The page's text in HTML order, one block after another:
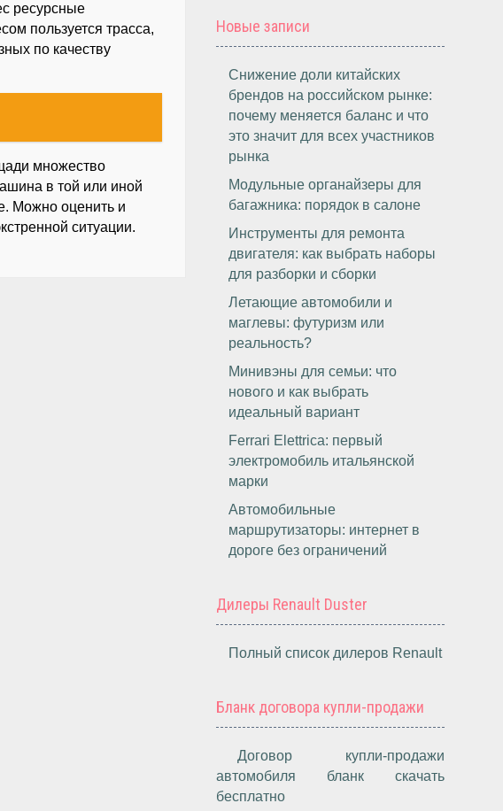
ресурсные
пользуется трасса,
по качеству
множество
в той или иной
Можно оценить и
ситуации.
Новые записи
Снижение доли китайских
брендов на российском рынке:
почему меняется баланс и что
это значит для всех участников
рынка
Модульные органайзеры для
багажника: порядок в салоне
Инструменты для ремонта
двигателя: как выбрать наборы
для разборки и сборки
Летающие автомобили и
маглевы: футуризм или
реальность?
Минивэны для семьи: что
нового и как выбрать
идеальный вариант
Ferrari Elettrica: первый
электромобиль итальянской
марки
Автомобильные
маршрутизаторы: интернет в
дороге без ограничений
Дилеры Renault Duster
Полный список дилеров Renault
Бланк договора купли-продажи
Договор купли-продажи
автомобиля бланк скачать
бесплатно